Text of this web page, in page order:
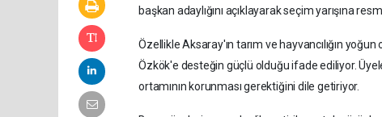
başkan adaylığını açıklayarak seçim yarışına
Özellikle Aksaray'ın tarım ve hayvancılığın
Özkök'e desteğin güçlü olduğu ifade ediliyor.
ortamının korunması gerektiğini dile getiriyor.